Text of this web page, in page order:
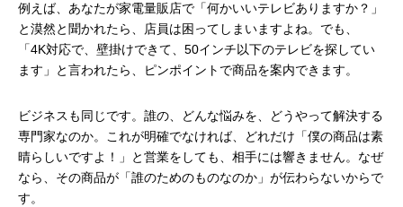
例えば、あなたが家電量販店で「何かいいテレビありますか？」
と漠然と聞かれたら、店員は困ってしまいますよね。でも、
「4K対応で、壁掛けできて、50インチ以下のテレビを探してい
ます」と言われたら、ピンポイントで商品を案内できます。
ビジネスも同じです。誰の、どんな悩みを、どうやって解決する
専門家なのか。これが明確でなければ、どれだけ「僕の商品は素
晴らしいですよ！」と営業をしても、相手には響きません。なぜ
なら、その商品が「誰のためのものなのか」が伝わらないからで
す。